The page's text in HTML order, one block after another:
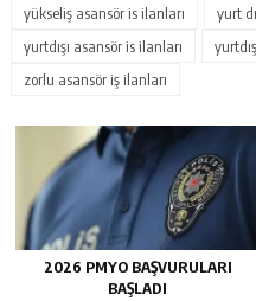
yükseliş asansör is ilanları
yurt
yurtdışı asansör is ilanları
zorlu asansör iş ilanları
2026 PMYO BAŞVURULARI
BAŞLADI